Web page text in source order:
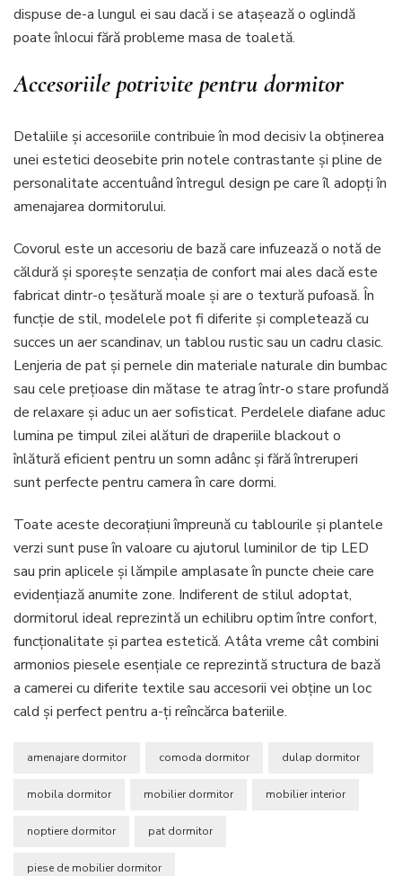
dispuse de-a lungul ei sau dacă i se atașează o oglindă
poate înlocui fără probleme masa de toaletă.
Accesoriile potrivite pentru dormitor
Detaliile și accesoriile contribuie în mod decisiv la obținerea
unei estetici deosebite prin notele contrastante și pline de
personalitate accentuând întregul design pe care îl adopți în
amenajarea dormitorului.
Covorul este un accesoriu de bază care infuzează o notă de
căldură și sporește senzația de confort mai ales dacă este
fabricat dintr-o țesătură moale și are o textură pufoasă. În
funcție de stil, modelele pot fi diferite și completează cu
succes un aer scandinav, un tablou rustic sau un cadru clasic.
Lenjeria de pat și pernele din materiale naturale din bumbac
sau cele prețioase din mătase te atrag într-o stare profundă
de relaxare și aduc un aer sofisticat. Perdelele diafane aduc
lumina pe timpul zilei alături de draperiile blackout o
înlătură eficient pentru un somn adânc și fără întreruperi
sunt perfecte pentru camera în care dormi.
Toate aceste decorațiuni împreună cu tablourile și plantele
verzi sunt puse în valoare cu ajutorul luminilor de tip LED
sau prin aplicele și lămpile amplasate în puncte cheie care
evidențiază anumite zone. Indiferent de stilul adoptat,
dormitorul ideal reprezintă un echilibru optim între confort,
funcționalitate și partea estetică. Atâta vreme cât combini
armonios piesele esențiale ce reprezintă structura de bază
a camerei cu diferite textile sau accesorii vei obține un loc
cald și perfect pentru a-ți reîncărca bateriile.
amenajare dormitor comoda dormitor dulap dormitor
mobila dormitor mobilier dormitor mobilier interior
noptiere dormitor pat dormitor
piese de mobilier dormitor